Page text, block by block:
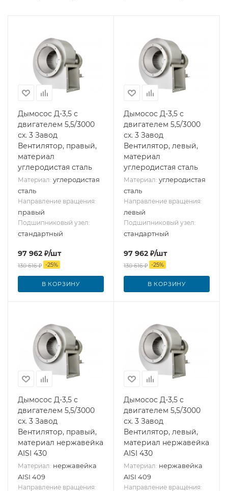
Дымосос Д-3,5 с
двигателем 5,5/3000
сх. 3 Завод
Вентилятор, правый,
материал
углеродистая сталь
Материал: углеродистая
сталь
Направление вращения:
правый
Подшипниковый узел:
стандартный
97 962 ₽/шт
130 616₽ -25%
В КОРЗИНУ
Дымосос Д-3,5 с
двигателем 5,5/3000
сх. 3 Завод
Вентилятор, левый,
материал
углеродистая сталь
Материал: углеродистая
сталь
Направление вращения:
левый
Подшипниковый узел:
стандартный
97 962 ₽/шт
130 616₽ -25%
В КОРЗИНУ
Дымосос Д-3,5 с
двигателем 5,5/3000
сх. 3 Завод
Вентилятор, правый,
материал нержавейка
AISI 430
Материал: нержавейка
AISI 409
Направление вращения:
Дымосос Д-3,5 с
двигателем 5,5/3000
сх. 3 Завод
Вентилятор, левый,
материал нержавейка
AISI 430
Материал: нержавейка
AISI 409
Направление вращения: